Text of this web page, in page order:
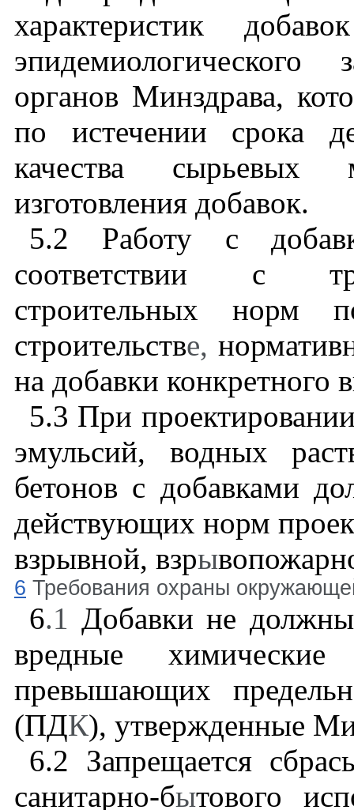
характеристик
эпидемиологического
органов Минздрава,
по истечении срока
качества сырьевых
изготовления добавок.
5.2 Работу с
соответствии с
строительных норм
строительстве,
на добавки конкретного
5.3 При
эмульсий, водных
бетонов с добавками
действующих норм
взрывной, взры
6 Требования охраны
6.1 Добавки не
вредные
превышающих
(ПДК), утвержденные
6.2 Запрещается
санитарно-бытового